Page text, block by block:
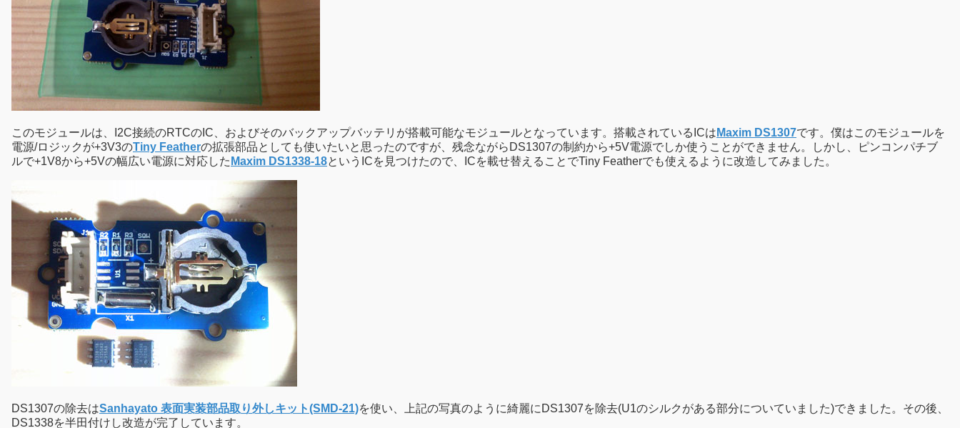
このモジュールは、I2C接続のRTCのIC、およびそのバックアップバッテリが搭載可能なモジュールとなっています。搭載されているICは Maxim DS1307です。僕はこのモジュールを
電源/ロジックが+3V3のTiny Featherの拡張部品としても使いたいと思ったのですが、残念ながらDS1307の制約から+5V電源でしか使うことができません。しかし、ピンコンパチブ
ルで+1V8から+5Vの幅広い電源に対応した Maxim DS1338-18というICを見つけたので、ICを載せ替えることでTiny Featherでも使えるように改造してみました。
DS1307の除去はSanhayato 表面実装部品取り外しキット(SMD-21)を使い、上記の写真のように綺麗にDS1307を除去(U1のシルクがある部分についていました)できました。その後、
DS1338を半田付けし改造が完了しています。